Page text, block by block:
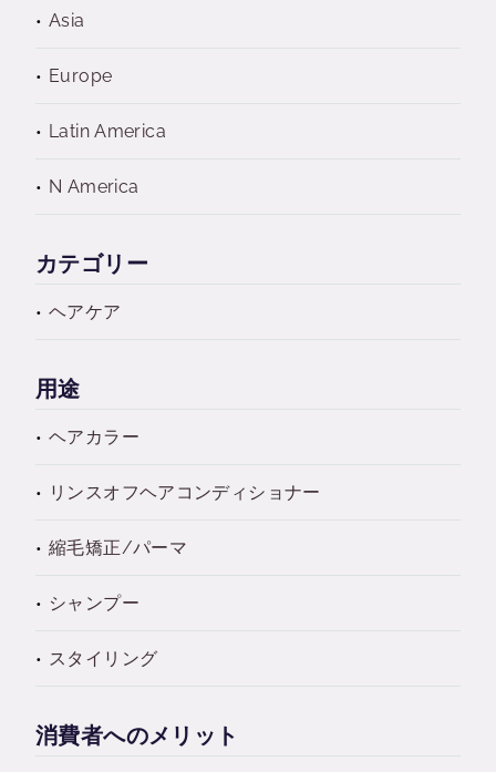
Asia
Europe
Latin America
N America
カテゴリー
ヘアケア
用途
ヘアカラー
リンスオフヘアコンディショナー
縮毛矯正/パーマ
シャンプー
スタイリング
消費者へのメリット